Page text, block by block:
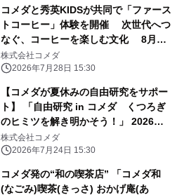
コメダと秀英KIDSが共同で「ファース
トコーヒー」体験を開催 次世代へつ
なぐ、コーヒーを楽しむ文化 8月5
日(水)秀英KIDS名古屋校で実施
株式会社コメダ
2026年7月28日 15:30
【コメダが夏休みの自由研究をサポー
ト】 「自由研究 in コメダ くつろぎ
のヒミツを解き明かそう！」 2026年8
月17日(月)コメダ東京事務所にて無料
親子イベント実施
株式会社コメダ
2026年7月24日 15:30
コメダ発の“和の喫茶店” 「コメダ和
(なごみ)喫茶(きっさ) おかげ庵(あ